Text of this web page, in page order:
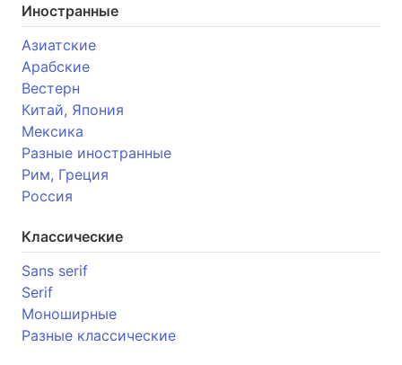
Иностранные
Азиатские
Арабские
Вестерн
Китай, Япония
Мексика
Разные иностранные
Рим, Греция
Россия
Классические
Sans serif
Serif
Моноширные
Разные классические